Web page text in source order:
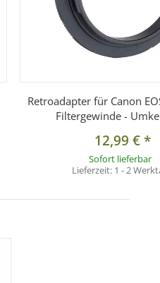
Retroadapter für Canon
Filtergewinde -
12,99 €*
Sofort lieferbar
Lieferzeit: 1 - 2